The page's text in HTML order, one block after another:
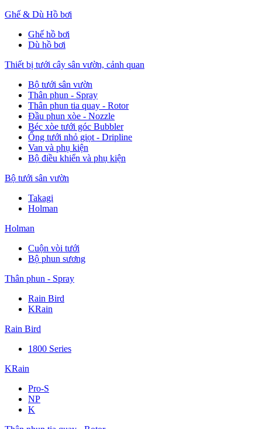
Ghế & Dù Hồ bơi
Ghế hồ bơi
Dù hồ bơi
Thiết bị tưới cây sân vườn, cảnh quan
Bộ tưới sân vườn
Thân phun - Spray
Thân phun tia quay - Rotor
Đầu phun xòe - Nozzle
Béc xòe tưới góc Bubbler
Ống tưới nhỏ giọt - Dripline
Van và phụ kiện
Bộ điều khiển và phụ kiện
Bộ tưới sân vườn
Takagi
Holman
Holman
Cuộn vòi tưới
Bộ phun sương
Thân phun - Spray
Rain Bird
KRain
Rain Bird
1800 Series
KRain
Pro-S
NP
K